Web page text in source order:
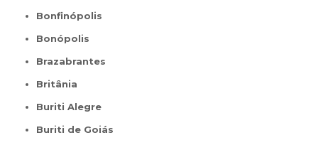
Bonfinópolis
Bonópolis
Brazabrantes
Britânia
Buriti Alegre
Buriti de Goiás